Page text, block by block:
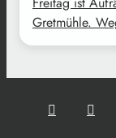
Gretmühle.